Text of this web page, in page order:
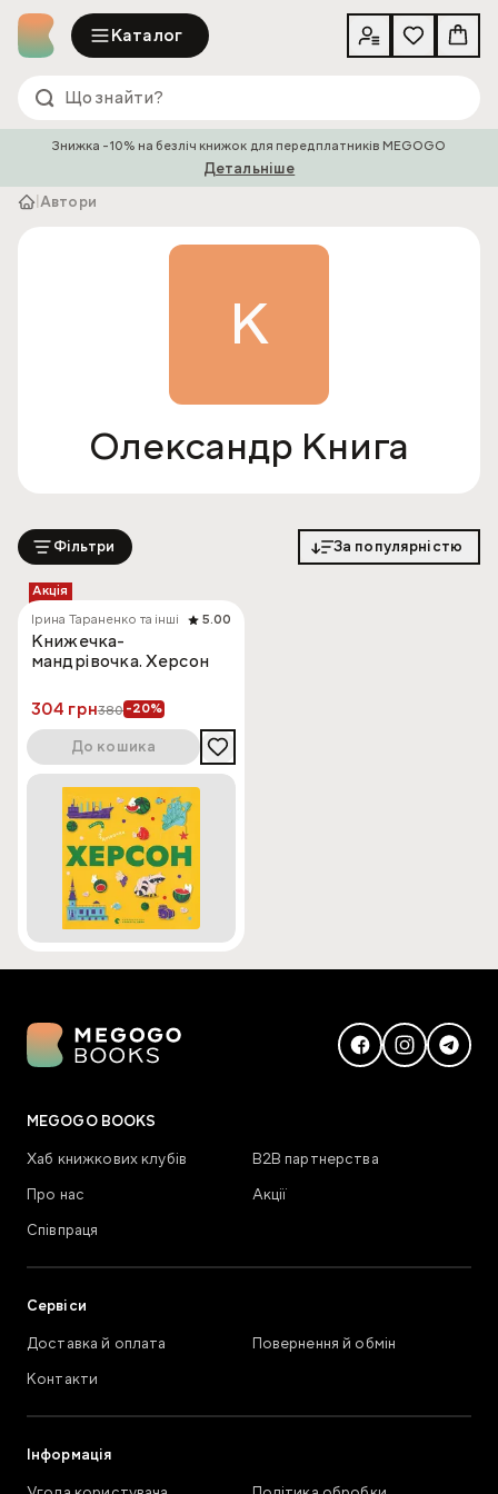
Каталог
Знижка -10% на безліч книжок для передплатників MEGOGO
Детальніше
|Автори
К
Олександр Книга
Фільтри За популярністю
Акція
Ірина Тараненко та інші
5.00
Книжечка-
мандрівочка. Херсон
304 грн380-20%
До кошика
MEGOGO BOOKS
Хаб книжкових клубів
В2В партнерства
Про нас
Акції
Співпраця
Сервіси
Доставка й оплата
Повернення й обмін
Контакти
Інформація